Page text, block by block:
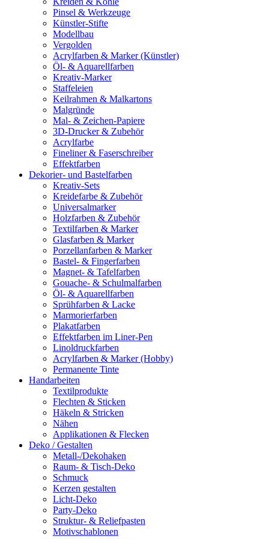
Pinsel & Werkzeuge
Künstler-Stifte
Modellbau
Vergolden
Acrylfarben & Marker (Künstler)
Öl- & Aquarellfarben
Kreativ-Marker
Staffeleien
Keilrahmen & Malkartons
Malgründe
Mal- & Zeichen-Papiere
3D-Drucker & Zubehör
Acrylfarbe
Fineliner & Faserschreiber
Effektfarben
Dekorier- und Bastelfarben
Kreativ-Sets
Kreidefarbe & Zubehör
Universalmarker
Holzfarben & Zubehör
Textilfarben & Marker
Glasfarben & Marker
Porzellanfarben & Marker
Bastel- & Fingerfarben
Magnet- & Tafelfarben
Gouache- & Schulmalfarben
Öl- & Aquarellfarben
Sprühfarben & Lacke
Marmorierfarben
Plakatfarben
Effektfarben im Liner-Pen
Linoldruckfarben
Acrylfarben & Marker (Hobby)
Permanente Tinte
Handarbeiten
Textilprodukte
Flechten & Sticken
Häkeln & Stricken
Nähen
Applikationen & Flecken
Deko / Gestalten
Metall-/Dekohaken
Raum- & Tisch-Deko
Schmuck
Kerzen gestalten
Licht-Deko
Party-Deko
Struktur- & Reliefpasten
Motivschablonen